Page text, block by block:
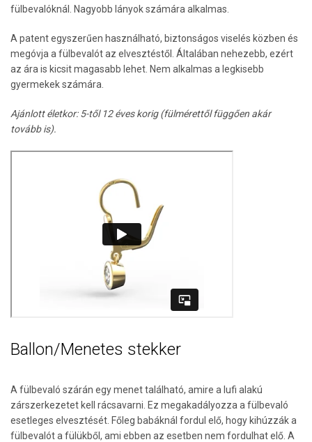
fülbevalóknál. Nagyobb lányok számára alkalmas.
A patent egyszerűen használható, biztonságos viselés közben és
megóvja a fülbevalót az elvesztéstől. Általában nehezebb, ezért
az ára is kicsit magasabb lehet. Nem alkalmas a legkisebb
gyermekek számára.
Ajánlott életkor: 5-től 12 éves korig (fülmérettől függően akár
tovább is).
Ballon/Menetes stekker
A fülbevaló szárán egy menet található, amire a lufi alakú
zárszerkezetet kell rácsavarni. Ez megakadályozza a fülbevaló
esetleges elvesztését. Főleg babáknál fordul elő, hogy kihúzzák a
fülbevalót a fülükből, ami ebben az esetben nem fordulhat elő. A